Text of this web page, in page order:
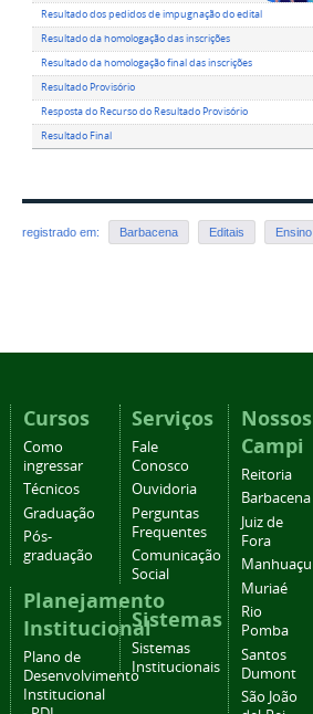
Resultado dos pedidos de impugnação do edital
Resultado da homologação das inscrições
Resultado da homologação final das inscrições
Resultado Provisório
Resposta do Recurso do Resultado Provisório
Resultado Final
registrado em: Barbacena Editais Ensino
Cursos
Como
ingressar
Técnicos
Graduação
Pós-
graduação
Planejamento
Institucional
Plano de
Desenvolvimento
Institucional
Serviços
Fale
Conosco
Ouvidoria
Perguntas
Frequentes
Comunicação
Social
Sistemas
Sistemas
Institucionais
Nossos
Campi
Reitoria
Barbacena
Juiz de
Fora
Manhuaçu
Muriaé
Rio
Pomba
Santos
Dumont
São João